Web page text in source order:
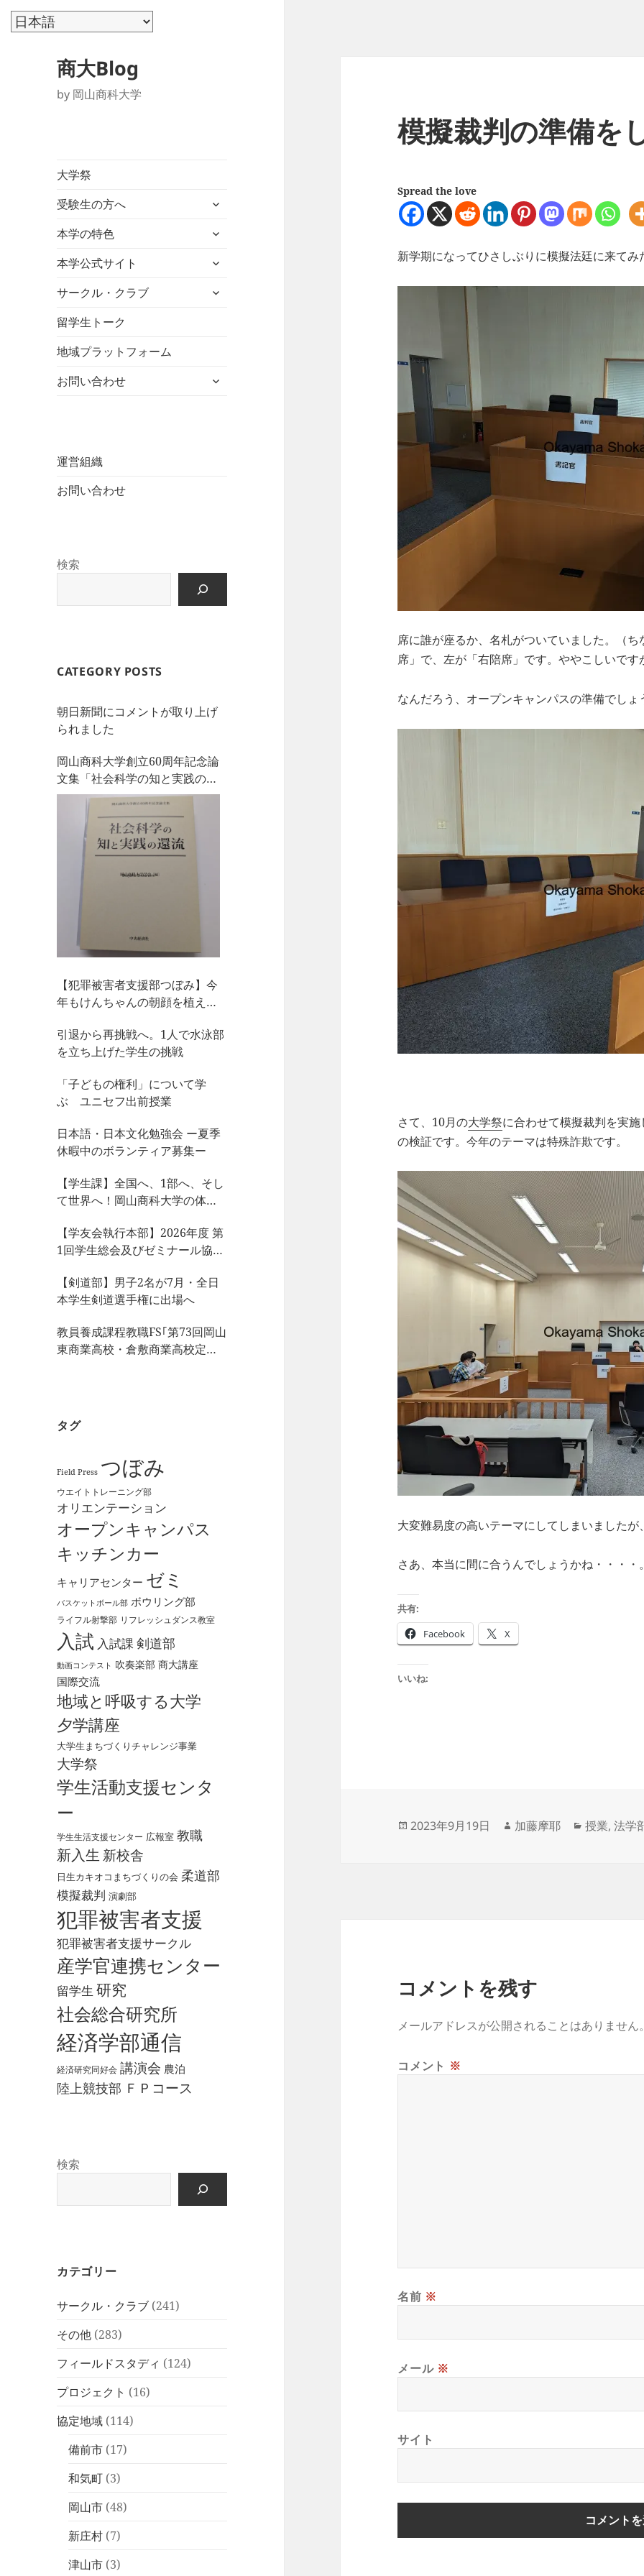
商大Blog
by 岡山商科大学
大学祭
受験生の方へ
サ
メ
ュ
を
本学の特色
サ
メ
ュ
本学公式サイト
サ
メ
サークル・クラブ
サ
を
留学生トーク
地域プラットフォーム
お問い合わせ
サ
運営組織
お問い合わせ
検索
CATEGORY POSTS
朝日新聞にコメントが取り上げ
られました
岡山商科大学創立60周年記念論
文集「社会科学の知と実践の還
流」を刊行しました
【犯罪被害者支援部つぼみ】今
年もけんちゃんの朝顔を植えま
引退から再挑戦へ。1人で水泳部
を立ち上げた学生の挑戦
「子どもの権利」について学
ぶ ユニセフ出前授業
日本語・日本文化勉強会 ー夏季
休暇中のボランティア募集ー
【学生課】全国へ、1部へ、そし
て世界へ！岡山商科大学の体育
動！
【学友会執行本部】2026年度 第
1回学生総会及びゼミナール協議
ました！
【剣道部】男子2名が7月・全日
本学生剣道選手権に出場へ
教員養成課程教職FS｢第73回岡山
東商業高校・倉敷商業高校定期
タグ
Field Press つぼみ
ウエイトトレーニング部
オリエンテーション
オープンキャンパス
キッチンカー
キャリアセンター ゼミ
バスケットボール部 ボウリング部
ライフル射撃部 リフレッシュダンス教室
入試 入試課 剣道部
動画コンテスト 吹奏楽部 商大講座
国際交流
地域と呼吸する大学
夕学講座
大学生まちづくりチャレンジ事業
大学祭
学生活動支援センタ
ー
学生生活支援センター 広報室 教職
新入生 新校舎
日生カキオコまちづくりの会 柔道部
模擬裁判 演劇部
犯罪被害者支援
犯罪被害者支援サークル
産学官連携センター
留学生 研究
社会総合研究所
経済学部通信
経済研究同好会 講演会 農泊
陸上競技部 ＦＰコース
検索
カテゴリー
サークル・クラブ (241)
その他 (283)
フィールドスタディ (124)
プロジェクト (16)
協定地域 (114)
備前市 (17)
和気町 (3)
岡山市 (48)
新庄村 (7)
津山市 (3)
模擬裁判の準備を
Spread the love
新学期になってひさしぶりに模擬法廷に来てみ
席に誰が座るか、名札がついていました。（
席」で、左が「右陪席」です。ややこしいです
なんだろう、オープンキャンパスの準備でしょ
さて、10月の大学祭に合わせて模擬裁判を実
の検証です。今年のテーマは特殊詐欺です。
大変難易度の高いテーマにしてしまいましたが
さあ、本当に間に合うんでしょうかね・・・・
共有:
Facebook
X
いいね:
投
2023年9月19日
作
加藤摩耶
カ
授業,法学
コメントを残す
メールアドレスが公開されることはありません
コメント ※
名前 ※
メール ※
サイト